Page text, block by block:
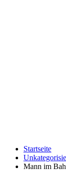
Startseite
Mann im